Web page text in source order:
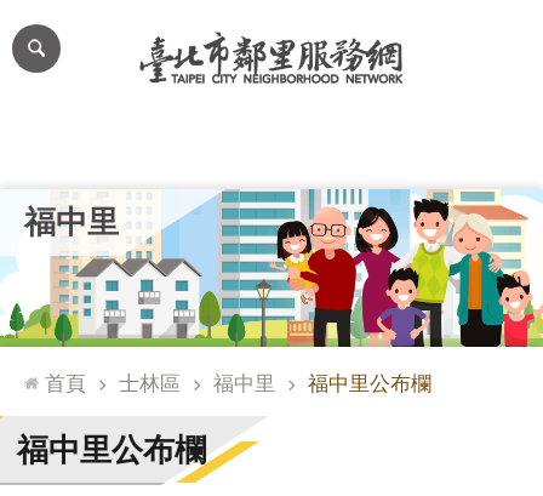
跳到主要內容區塊
網
站
台
通
臺
北
市
福中里
首頁 士林區 福中里 福中里公布欄
福中里公布欄